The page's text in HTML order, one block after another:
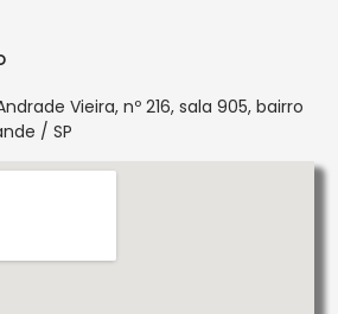
Vieira, nº 216, sala 905, bairro
/ SP